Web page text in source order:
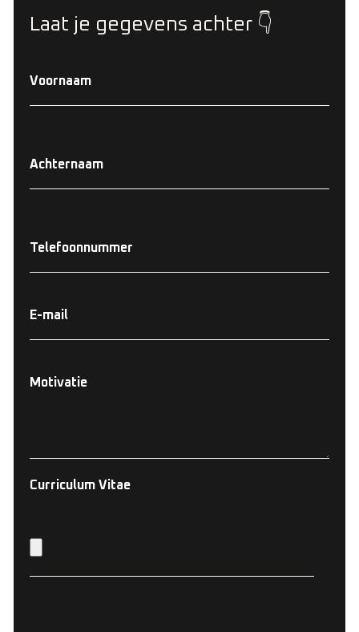
Laat je gegevens achter 👇
Voornaam
Achternaam
Telefoonnummer
E-mail
Motivatie
Curriculum Vitae